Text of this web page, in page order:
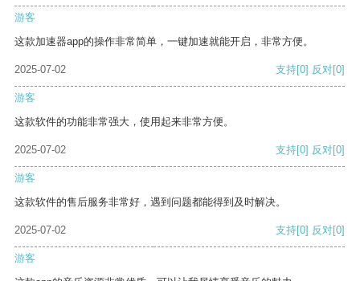
游客
这款加速器app的操作非常简单，一键加速就能开启，非常方便。
2025-07-02 支持[0] 反对[0]
游客
这款软件的功能非常强大，使用起来非常方便。
2025-07-02 支持[0] 反对[0]
游客
这款软件的售后服务非常好，遇到问题都能得到及时解决。
2025-07-02 支持[0] 反对[0]
游客